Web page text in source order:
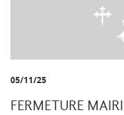
05/11/25
FERMETURE